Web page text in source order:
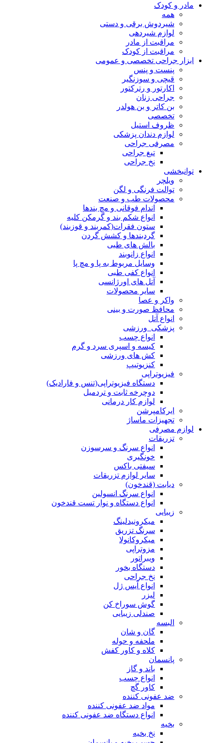
مادر و کودک
همه
شیردوش برقی و دستی
لوازم شیردهی
مراقبت از مادر
مراقبت از کودک
ابزار جراحی تخصصی و عمومی
پنست و پنس
قیچی و سوزنگیر
اکارتور و رترکتور
جراحی زنان
بن کاتر و بن هولدر
تخصصی
ظروف استیل
لوازم دندان پزشکی
مصرفی جراحی
تیغ جراحی
نخ جراحی
توانبخشی
ویلچر
توالت فرنگی و لگن
محصولات طب و صنعت
اندام فوقانی و مچ بندها
انواع شکم بند و گرمکن کلیه
ستون فقرات(کمربند و قوزبند)
گردبندها و کشش گردن
بالش های طبی
انواع زانوبند
وسایل مربوط به پا و مچ پا
انواع کفی طبی
آتل های اورژانسی
سایر محصولات
واکر و عصا
محافظ صورت و بینی
انواع آتل
پزشکی_ورزشی
انواع چسب
کیسه و اسپری سرد و گرم
کش های ورزشی
کنزیوتیپ
فیزیوتراپی
دستگاه فیزیوتراپی(تنس و فارادیک)
دوچرخه ثابت و تردمیل
لوازم کار درمانی
ایرکامپرشن
تجهیزات ماساژ
لوازم مصرفی
تزریقات
انواع سرنگ و سرسوزن
خونگیری
سیفتی باکس
سایر لوازم تزریقات
دیابت (قندخون)
انواع سرنگ انسولین
انواع دستگاه و نوار تست قندخون
زیبایی
میکرونیدلینگ
سرنگ تزریق
میکروکانولا
مزوتراپی
ویبراتور
دستگاه بخور
نخ جراحی
انواع آیس ژل
لیزر
گوش سوراخ کن
صندلی زیبایی
البسه
گان و شان
ملحفه و حوله
کلاه و کاور کفش
پانسمان
باند و گاز
انواع چسب
کاور گچ
ضد عفونی کننده
مواد ضد عفونی کننده
انواع دستگاه ضد عفونی کننده
بخیه
نخ بخیه